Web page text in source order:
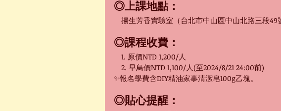
◎上課地點：
揚生芳香實驗室（台北市中山區中山北路三段49
◎課程收費：
1. 原價NTD 1,200/人
2. 早鳥價NTD 1,100/人(至2024/8/21 24:00前)
✨報名學費含DIY精油家事清潔皂100g乙塊。
◎貼心提醒：